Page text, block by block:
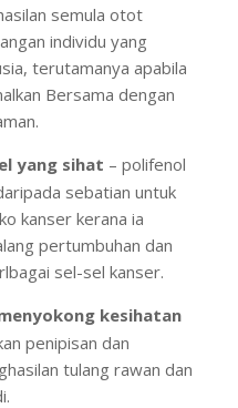
semula otot
individu yang
terutamanya apabila
Bersama dengan
yang sihat – polifenol
sebatian untuk
kanser kerana ia
pertumbuhan dan
sel-sel kanser.
kesihatan
penipisan dan
tulang rawan dan